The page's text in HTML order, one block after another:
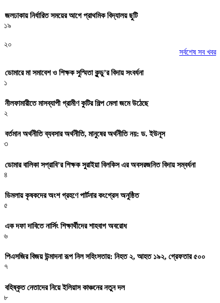
জলঢাকায় নির্ধারিত সময়ের আগে প্রাথমিক বিদ্যালয় ছুটি
১৯
২০
সর্বশেষ সব খবর
ডোমারে মা সমাবেশ ও শিক্ষক সুস্মিতা কুন্ডু’র বিদায় সংবর্ধনা
১
নীলফামারীতে মাসব্যাপী গ্রামীণ কুটির শিল্প মেলা জমে উঠেছে
২
বর্তমান অর্থনীতি ব্যবসার অর্থনীতি, মানুষের অর্থনীতি নয়: ড. ইউনূস
৩
ডোমার বালিকা সপ্রাবি’র শিক্ষক সুরাইয়া বিলকিস এর অবসরজনিত বিদায় সম্বর্ধনা
৪
ডিমলায় কৃষকদের অংশ গ্রহণে পার্টনার কংগ্রেস অনুষ্ঠিত
৫
এক দফা দাবিতে নার্সিং শিক্ষার্থীদের শাহবাগ অবরোধ
৬
পিএসজির বিজয় উন্মাদনা রূপ নিল সহিংসতায়: নিহত ২, আহত ১৯২, গ্রেফতার ৫০০
৭
বহিষ্কৃত নেতাদের নিয়ে ইলিয়াস কাঞ্চনের নতুন দল
৮